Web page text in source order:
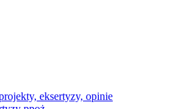
eksertyzy, opinie